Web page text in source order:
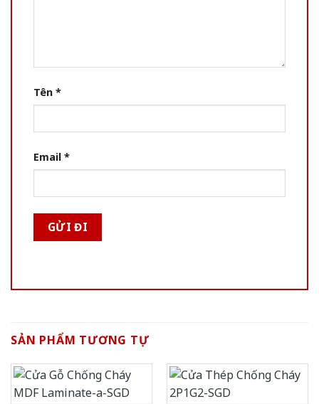
Tên *
Email *
SẢN PHẨM TƯƠNG TỰ